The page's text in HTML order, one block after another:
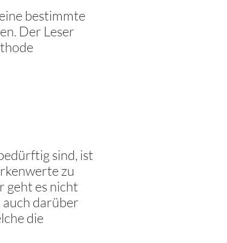
bestimmte
Der Leser
sind, ist
zu
geht es nicht
darüber
die